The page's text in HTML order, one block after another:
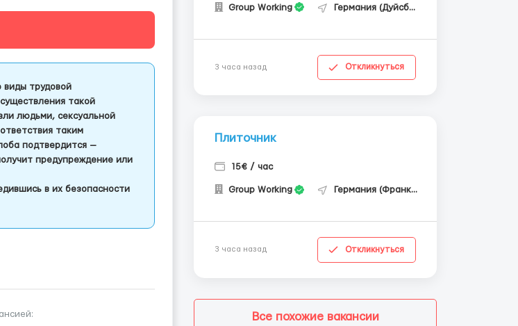
трудовой
такой
людьми, сексуальной
таким
подтвердится —
предупреждение или
в их безопасности
Group Working Германия (Дуйсбург)
3 часа назад Откликнуться
Плиточник
15€ / час
Group Working Германия (Франкфурт-на-Майне)
3 часа назад Откликнуться
Все похожие вакансии